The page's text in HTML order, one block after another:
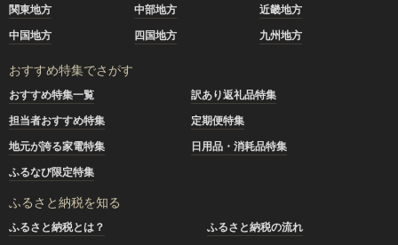
関東地方
中部地方
近畿地方
中国地方
四国地方 九州地方
おすすめ特集でさがす
おすすめ特集一覧
訳あり返礼品特集
担当者おすすめ特集
定期便特集
地元が誇る家電特集
日用品・消耗品特集
ふるなび限定特集
ふるさと納税を知る
ふるさと納税とは？
ふるさと納税の流れ